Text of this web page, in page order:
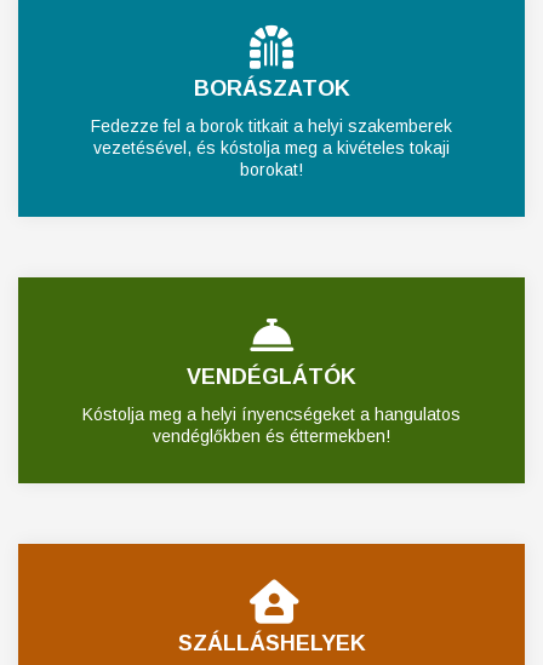
BORÁSZATOK
Fedezze fel a borok titkait a helyi szakemberek
vezetésével, és kóstolja meg a kivételes tokaji
borokat!
VENDÉGLÁTÓK
Kóstolja meg a helyi ínyencségeket a hangulatos
vendéglőkben és éttermekben!
SZÁLLÁSHELYEK